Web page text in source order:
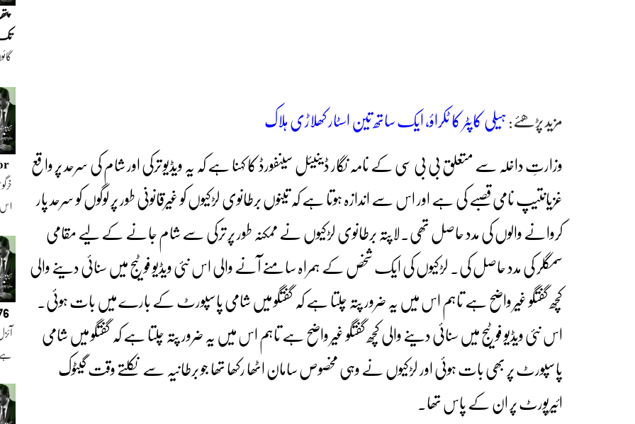
مزید پڑھئے:ہیلی کاپٹر کا ٹکراؤ، ایک ساتھ تین اسٹار کھلاڑی ہلاک
وزارتِ داخلہ سے متعلق بی بی سی کے نامہ نگار ڈینیئل سینفورڈ کا کہنا ہے کہ یہ ویڈیو ترکی اور شام کی سرحد پر واقع
غزیانتیپ نامی قصبے کی ہے اور اس سے اندازہ ہوتا ہے کہ تینوں برطانوی لڑکیوں کو غیرقانونی طور پر لوگوں کو سرحد پار
کروانے والوں کی مدد حاصل تھی۔لاپتہ برطانوی لڑکیوں نے ممکنہ طور پر ترکی سے شام جانے کے لیے مقامی
سمگلر کی مدد حاصل کی۔ لڑکیوں کی ایک شخص کے ہمراہ سامنے آنے والی اس نئی ویڈیو فوٹیج میں سنائی دینے والی
کچھ گفتگو غیر واضح ہے تاہم اس میں یہ ضرور پتہ چلتا ہے کہ گفتگو میں شامی پاسپورٹ کے بارے میں بات ہوئی۔
اس نئی ویڈیو فوٹیج میں سنائی دینے والی کچھ گفتگو غیر واضح ہے تاہم اس میں یہ ضرور پتہ چلتا ہے کہ گفتگو میں شامی
پاسپورٹ پر بھی بات ہوئی اور لڑکیوں نے وہی مخصوص سامان اٹھا رکھا تھا جو برطانیہ سے نکلتے وقت گیٹوک
ائیرپورٹ پر ان کے پاس تھا۔